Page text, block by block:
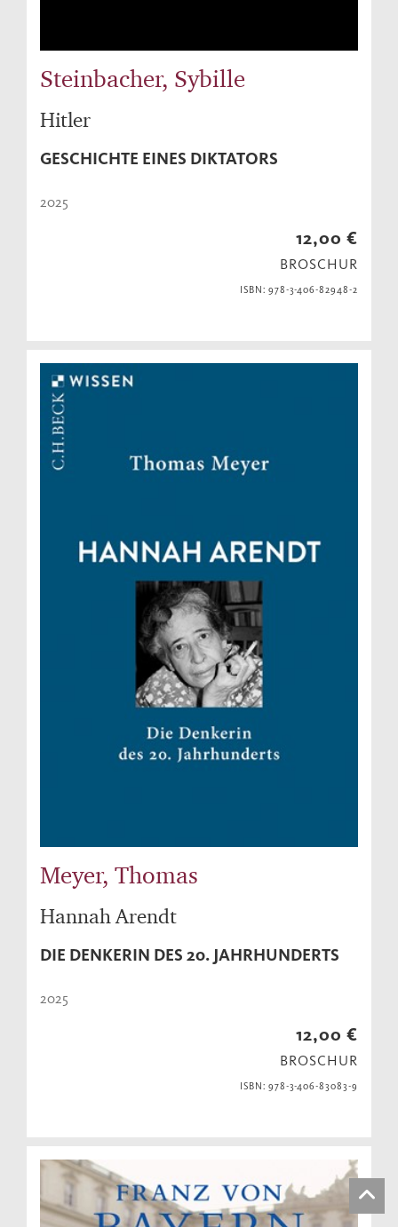
Steinbacher, Sybille
Hitler
GESCHICHTE EINES DIKTATORS
2025
12,00 €
BROSCHUR
ISBN: 978-3-406-82948-2
Meyer, Thomas
Hannah Arendt
DIE DENKERIN DES 20. JAHRHUNDERTS
2025
12,00 €
BROSCHUR
ISBN: 978-3-406-83083-9